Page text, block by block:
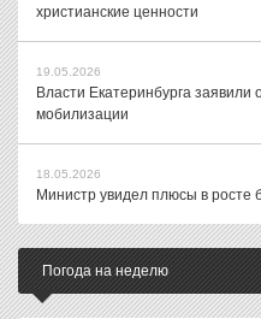
христианские ценности
19.05.2026
Власти Екатеринбурга заявили
мобилизации
18.05.2026
Министр увидел плюсы в росте
Погода на неделю